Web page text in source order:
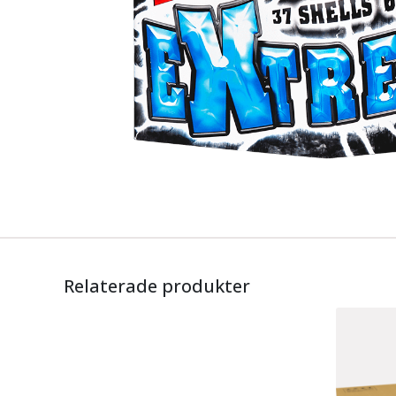
Relaterade produkter